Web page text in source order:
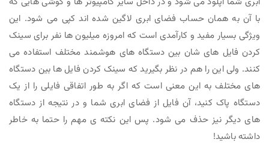
با آن به همان حساب فضای ابری لاگین شده اند کپی می شود. این
ویژگی بسیار مفید و کارآمدی است که امروزه میلیون ها نفر برای سینک
کردن فایل های شان بین دستگاه های هوشمند مختلف استفاده می
کنند. ولی این را هم در نظر بگیرید که سینک کردن فایل ها بین دستگاه
های مختلف به این معنی است که اگر به طور اتفاقی فایلی را از یک
دستگاه پاک کنید، آن فایل از فضای ابری شما و در نتیجه از دستگاه
های دیگر نیز حذف می شود. پس این نکته ی مهم را حتما به خاطر
داشته باشید!